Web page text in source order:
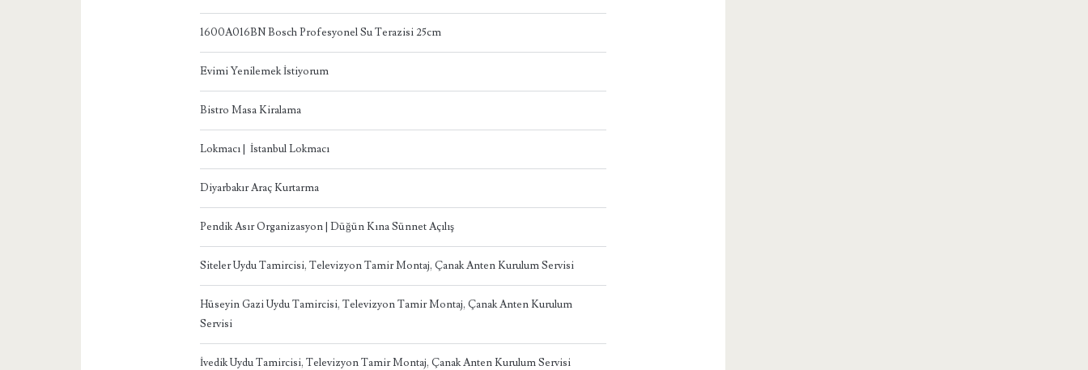
1600A016BN Bosch Profesyonel Su Terazisi 25cm
Evimi Yenilemek İstiyorum
Bistro Masa Kiralama
Lokmacı | İstanbul Lokmacı
Diyarbakır Araç Kurtarma
Pendik Asır Organizasyon | Düğün Kına Sünnet Açılış
Siteler Uydu Tamircisi, Televizyon Tamir Montaj, Çanak Anten Kurulum Servisi
Hüseyin Gazi Uydu Tamircisi, Televizyon Tamir Montaj, Çanak Anten Kurulum
Servisi
İvedik Uydu Tamircisi, Televizyon Tamir Montaj, Çanak Anten Kurulum Servisi